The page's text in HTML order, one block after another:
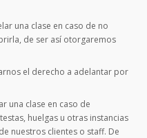
una clase en caso de no
de ser así otorgaremos
el derecho a adelantar por
una clase en caso de
huelgas u otras instancias
nuestros clientes o staff. De